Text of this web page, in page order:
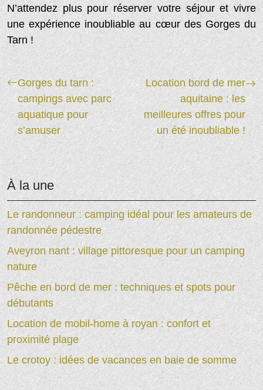
N’attendez plus pour réserver votre séjour et vivre
une expérience inoubliable au cœur des Gorges du
Tarn !
Gorges du tarn :
campings avec parc
aquatique pour
s’amuser
Location bord de mer
aquitaine : les
meilleures offres pour
un été inoubliable !
À la une
Le randonneur : camping idéal pour les amateurs de
randonnée pédestre
Aveyron nant : village pittoresque pour un camping
nature
Pêche en bord de mer : techniques et spots pour
débutants
Location de mobil-home à royan : confort et
proximité plage
Le crotoy : idées de vacances en baie de somme